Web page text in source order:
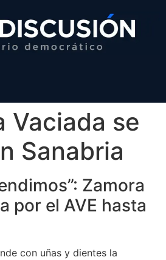
Vaciada se
Sanabria
Zamora
por el AVE hasta
con uñas y dientes la